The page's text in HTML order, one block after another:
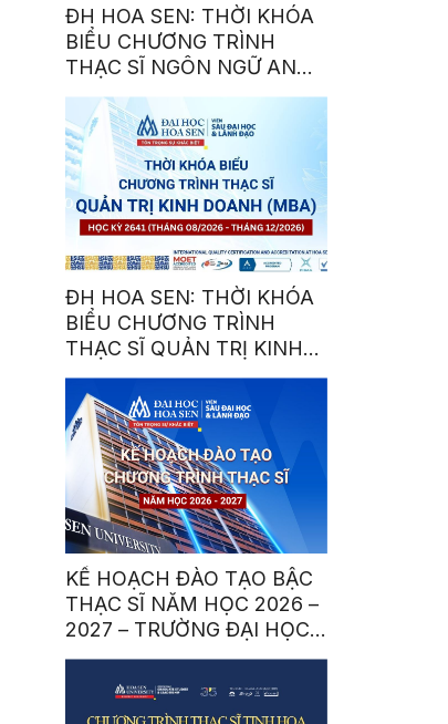
ĐH HOA SEN: THỜI KHÓA
BIỂU CHƯƠNG TRÌNH
THẠC SĨ NGÔN NGỮ ANH
(MAE) – HỌC KỲ 2641
ĐH HOA SEN: THỜI KHÓA
BIỂU CHƯƠNG TRÌNH
THẠC SĨ QUẢN TRỊ KINH
DOANH (MBA) – HỌC KỲ
2641
KẾ HOẠCH ĐÀO TẠO BẬC
THẠC SĨ NĂM HỌC 2026 –
2027 – TRƯỜNG ĐẠI HỌC
HOA SEN